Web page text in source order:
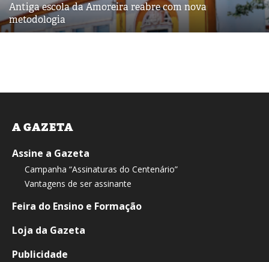
Antiga escola da Amoreira reabre com nova
metodologia
A GAZETA
Assine a Gazeta
Campanha “Assinaturas do Centenário”
Vantagens de ser assinante
Feira do Ensino e Formação
Loja da Gazeta
Publicidade